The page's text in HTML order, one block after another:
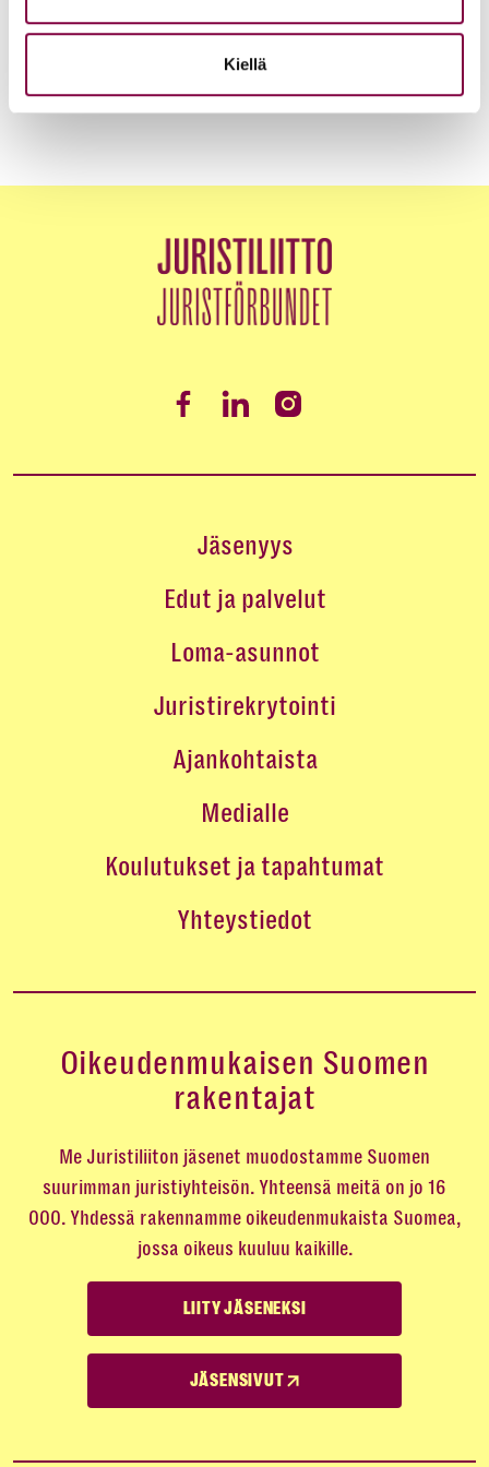
Kiellä
kokonaisturvallisuutta
Jäsenyys
Edut ja palvelut
Loma-asunnot
Juristirekrytointi
Ajankohtaista
Medialle
Koulutukset ja tapahtumat
Yhteystiedot
Oikeudenmukaisen Suomen
rakentajat
Me Juristiliiton jäsenet muodostamme Suomen
suurimman juristiyhteisön. Yhteensä meitä on jo 16
000. Yhdessä rakennamme oikeudenmukaista Suomea,
jossa oikeus kuuluu kaikille.
LIITY JÄSENEKSI
JÄSENSIVUT